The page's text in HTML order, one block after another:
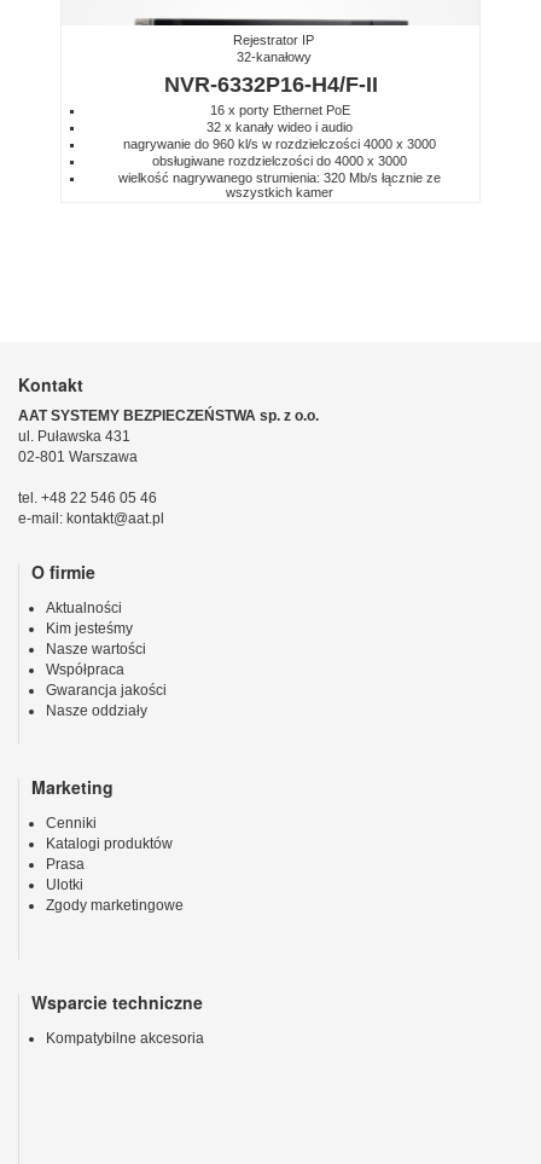
Rejestrator IP
32-kanałowy
NVR-6332P16-H4/F-II
16 x porty Ethernet PoE
32 x kanały wideo i audio
nagrywanie do 960 kl/s w rozdzielczości 4000 x 3000
obsługiwane rozdzielczości do 4000 x 3000
wielkość nagrywanego strumienia: 320 Mb/s łącznie ze
wszystkich kamer
Kontakt
AAT SYSTEMY BEZPIECZEŃSTWA sp. z o.o.
ul. Puławska 431
02-801 Warszawa
tel. +48 22 546 05 46
e-mail: kontakt@aat.pl
O firmie
Aktualności
Kim jesteśmy
Nasze wartości
Współpraca
Gwarancja jakości
Nasze oddziały
Marketing
Cenniki
Katalogi produktów
Prasa
Ulotki
Zgody marketingowe
Wsparcie techniczne
Kompatybilne akcesoria